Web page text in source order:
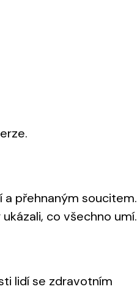
přehnaným soucitem.
co všechno umí.
lidí se zdravotním